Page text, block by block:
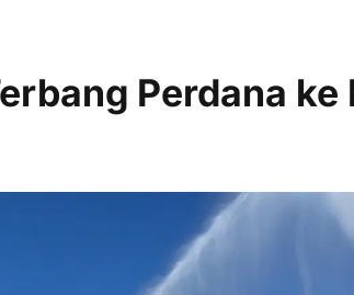
Perdana ke